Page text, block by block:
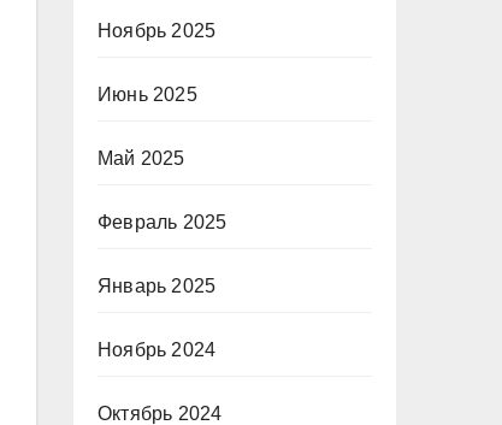
Ноябрь 2025
Июнь 2025
Май 2025
Февраль 2025
Январь 2025
Ноябрь 2024
Октябрь 2024